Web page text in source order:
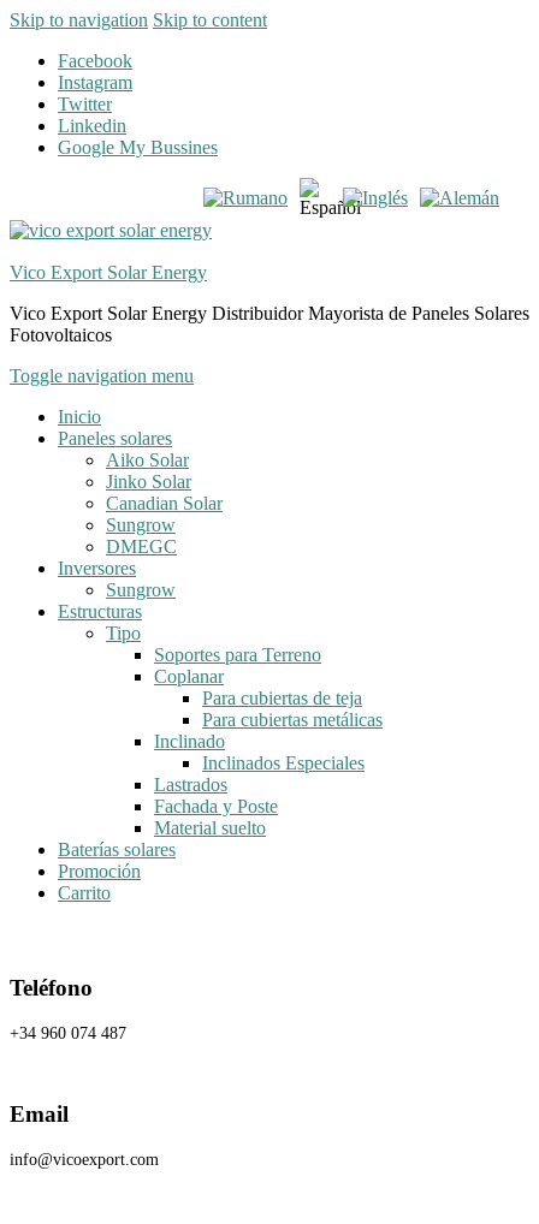
Skip to navigation Skip to content
Facebook
Instagram
Twitter
Linkedin
Google My Bussines
Vico Export Solar Energy
Vico Export Solar Energy Distribuidor Mayorista de Paneles Solares
Fotovoltaicos
Toggle navigation menu
Inicio
Paneles solares
Aiko Solar
Jinko Solar
Canadian Solar
Sungrow
DMEGC
Inversores
Sungrow
Estructuras
Tipo
Soportes para Terreno
Coplanar
Para cubiertas de teja
Para cubiertas metálicas
Inclinado
Inclinados Especiales
Lastrados
Fachada y Poste
Material suelto
Baterías solares
Promoción
Carrito
Teléfono
+34 960 074 487
Email
info@vicoexport.com